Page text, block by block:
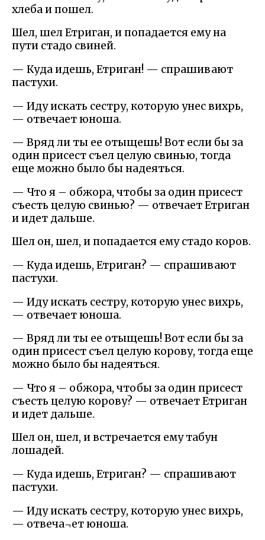
хлеба и пошел.
Шел, шел Етриган, и попадается ему на
пути стадо свиней.
— Куда идешь, Етриган! — спрашивают
пастухи.
— Иду искать сестру, которую унес вихрь,
— отвечает юноша.
— Вряд ли ты ее отыщешь! Вот если бы за
один присест съел целую свинью, тогда
еще можно было бы надеяться.
— Что я – обжора, чтобы за один присест
съесть целую свинью? — отвечает Етриган
и идет дальше.
Шел он, шел, и попадается ему стадо коров.
— Куда идешь, Етриган? — спрашивают
пастухи.
— Иду искать сестру, которую унес вихрь,
— отвечает юноша.
— Вряд ли ты ее отыщешь! Вот если бы за
один присест съел целую корову, тогда еще
можно было бы надеяться.
— Что я – обжора, чтобы за один присест
съесть целую корову? — отвечает Етриган
и идет дальше.
Шел он, шел, и встречается ему табун
лошадей.
— Куда идешь, Етриган? — спрашивают
пастухи.
— Иду искать сестру, которую унес вихрь,
— отвеча¬ет юноша.